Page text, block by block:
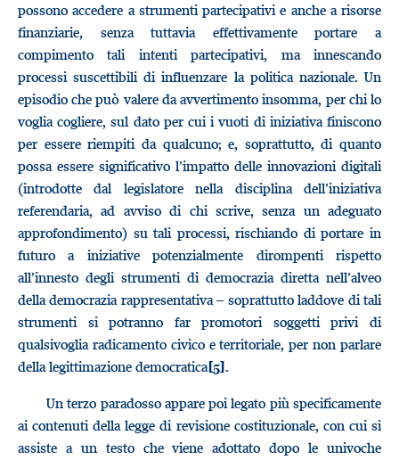
possono accedere a strumenti partecipativi e anche a risorse
finanziarie, senza tuttavia effettivamente portare a
compimento tali intenti partecipativi, ma innescando
processi suscettibili di influenzare la politica nazionale. Un
episodio che può valere da avvertimento insomma, per chi lo
voglia cogliere, sul dato per cui i vuoti di iniziativa finiscono
per essere riempiti da qualcuno; e, soprattutto, di quanto
possa essere significativo l’impatto delle innovazioni digitali
(introdotte dal legislatore nella disciplina dell’iniziativa
referendaria, ad avviso di chi scrive, senza un adeguato
approfondimento) su tali processi, rischiando di portare in
futuro a iniziative potenzialmente dirompenti rispetto
all’innesto degli strumenti di democrazia diretta nell’alveo
della democrazia rappresentativa – soprattutto laddove di tali
strumenti si potranno far promotori soggetti privi di
qualsivoglia radicamento civico e territoriale, per non parlare
della legittimazione democratica[5].
Un terzo paradosso appare poi legato più specificamente
ai contenuti della legge di revisione costituzionale, con cui si
assiste a un testo che viene adottato dopo le univoche